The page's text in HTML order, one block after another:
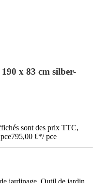
x 83 cm silber-
sont des prix TTC,
795,00 €*/ pce
jardinage, Outil de jardin